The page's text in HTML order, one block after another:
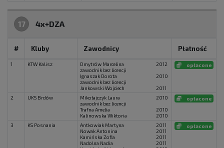
17 4x+DZA
# Kluby Zawodnicy Płatność
1 KTW Kalisz Dmytrów Marcelina
2012
zawodnik bez licencji
Ignaszak Dorota
2010
zawodnik bez licencji
Jankowski Wojciech
2011
opłacone
2 UKS Brdów Mikołajczyk Laura
2010
zawodnik bez licencji
Trafna Amelia
2010
Kalinowska Wiktoria
2010
opłacone
3 KS Posnania Antkowiak Martyna
2011
Nowak Antonina
2011
Kamińska Zofia
2011
Nadolna Nadia
2011
opłacone